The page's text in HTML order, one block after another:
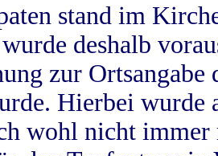
stand im
deshalb
zur
Hierbei wurde
wohl nicht